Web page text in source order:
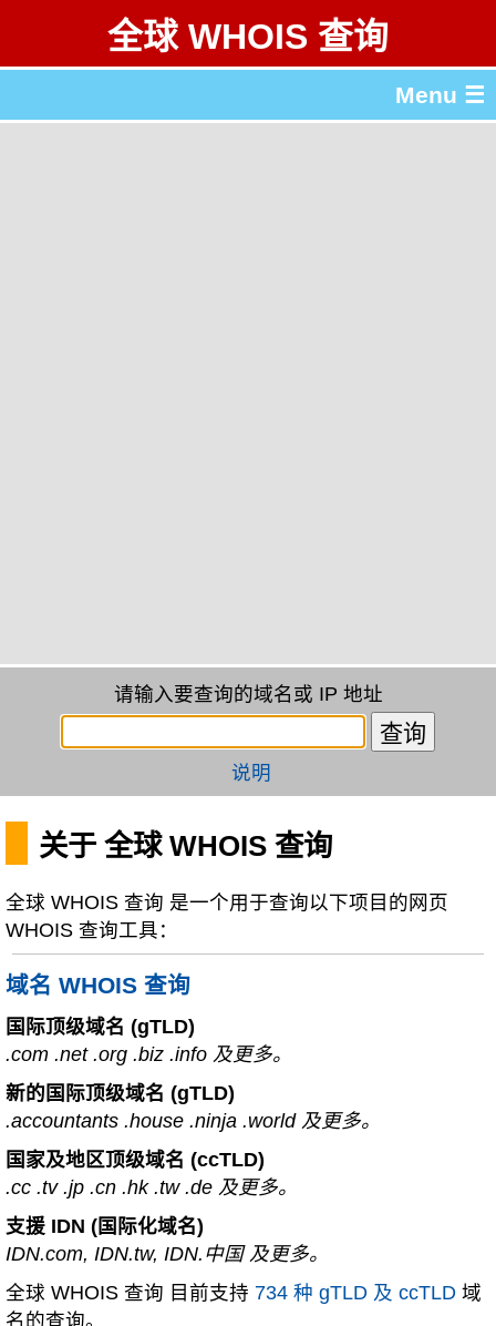
全球 WHOIS 查询
Menu ☰
请输入要查询的域名或 IP 地址
说明
关于 全球 WHOIS 查询
全球 WHOIS 查询 是一个用于查询以下项目的网页
WHOIS 查询工具：
域名 WHOIS 查询
国际顶级域名 (gTLD)
.com .net .org .biz .info 及更多。
新的国际顶级域名 (gTLD)
.accountants .house .ninja .world 及更多。
国家及地区顶级域名 (ccTLD)
.cc .tv .jp .cn .hk .tw .de 及更多。
支援 IDN (国际化域名)
IDN.com, IDN.tw, IDN.中国 及更多。
全球 WHOIS 查询 目前支持 734 种 gTLD 及 ccTLD 域
名的查询。